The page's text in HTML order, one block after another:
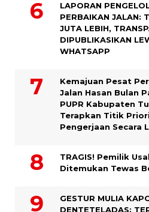
LAPORAN
PERBAIKAN JALAN:
JUTA LEBIH,
DIPUBLIKASIKAN
WHATSAPP
Kemajuan Pesat
Jalan Hasan Bulan
PUPR Kabupaten
Terapkan Titik
Pengerjaan Secara
TRAGIS! Pemilik
Ditemukan Tewas
GESTUR MULIA
DENTETELADAS: